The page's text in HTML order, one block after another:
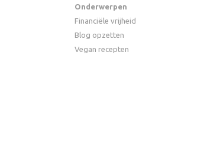
Onderwerpen
Financiële vrijheid
Blog opzetten
Vegan recepten